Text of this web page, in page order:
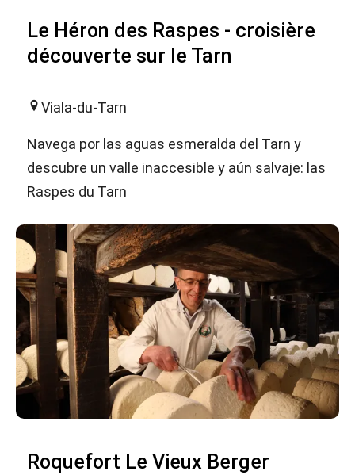
Le Héron des Raspes - croisière
découverte sur le Tarn
Viala-du-Tarn
Navega por las aguas esmeralda del Tarn y
descubre un valle inaccesible y aún salvaje: las
Raspes du Tarn
Roquefort Le Vieux Berger